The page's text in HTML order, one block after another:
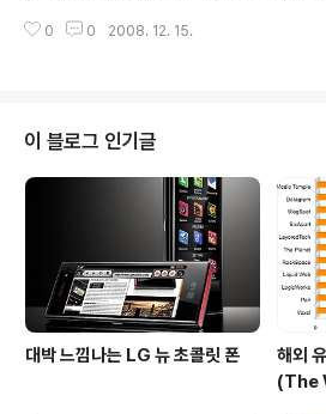
는 요구된 데이터가 메모리에 없을 때 나타난다.
태를 벗어난 성능과 안정성 목표에 도달했다고 밝혔
식 출시된 브라우저를 컴퓨터의 표준 브라우저로 설
고 하는 컴퓨터 제조사들과 크롬을 기본 웹브라우저
치하는 문제를 협상하고 있으며, 실제로 구글 프로
니저는 "그러한 생각이 있다"고 말했고 "확정되지
상태이지만 크롬을 OEM으로 제품에 포함시키는
잠정적으로 가능할 것"이라고 하였습니다. 크롬은
0 0 2008. 12. 15.
이 블로그 인기글
대박 느낌나는 LG 뉴 초콜릿 폰
해외
(The